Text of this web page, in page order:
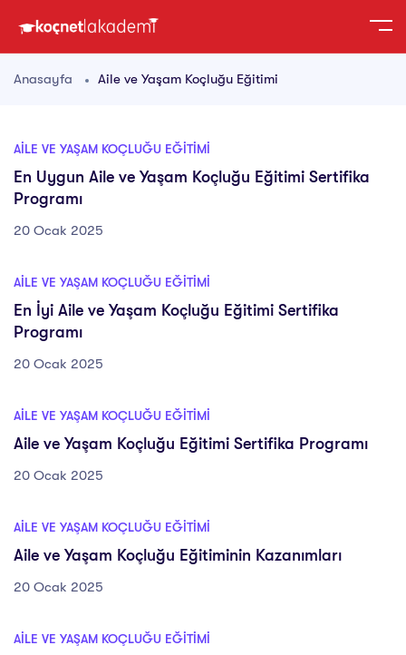
Anasayfa Aile ve Yaşam Koçluğu Eğitimi
AILE VE YAŞAM KOÇLUĞU EĞITIMI
En Uygun Aile ve Yaşam Koçluğu Eğitimi Sertifika
Programı
20 Ocak 2025
AILE VE YAŞAM KOÇLUĞU EĞITIMI
En İyi Aile ve Yaşam Koçluğu Eğitimi Sertifika
Programı
20 Ocak 2025
AILE VE YAŞAM KOÇLUĞU EĞITIMI
Aile ve Yaşam Koçluğu Eğitimi Sertifika Programı
20 Ocak 2025
AILE VE YAŞAM KOÇLUĞU EĞITIMI
Aile ve Yaşam Koçluğu Eğitiminin Kazanımları
20 Ocak 2025
AILE VE YAŞAM KOÇLUĞU EĞITIMI